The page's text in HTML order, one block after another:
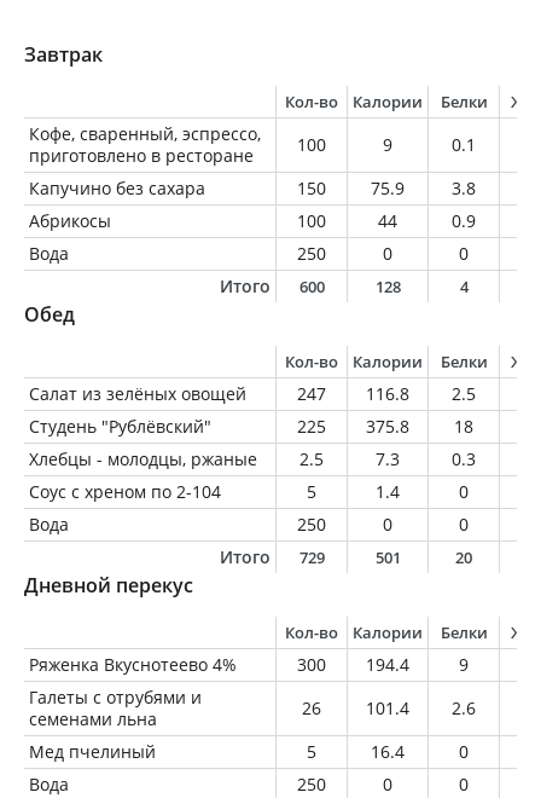
Завтрак
Кол-во Калории Белки
Кофе, сваренный, эспрессо,
приготовлено в ресторане
100 9 0.1
Капучино без сахара
150 75.9 3.8
Абрикосы
100 44 0.9
Вода
250 0 0
Итого
600 128 4
Обед
Кол-во Калории Белки
Салат из зелёных овощей 247 116.8 2.5
Студень "Рублёвский"
225 375.8 18
Хлебцы - молодцы, ржаные
2.5 7.3 0.3
Соус с хреном по 2-104
5 1.4 0
Вода
250 0 0
Итого
729 501 20
Дневной перекус
Кол-во Калории Белки
Ряженка Вкуснотеево 4% 300 194.4 9
Галеты с отрубями и
семенами льна
26 101.4 2.6
Мед пчелиный
5 16.4 0
Вода
250 0 0